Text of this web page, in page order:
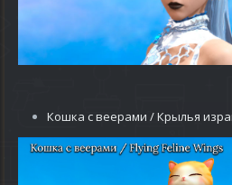
Кошка с веерами / Крылья